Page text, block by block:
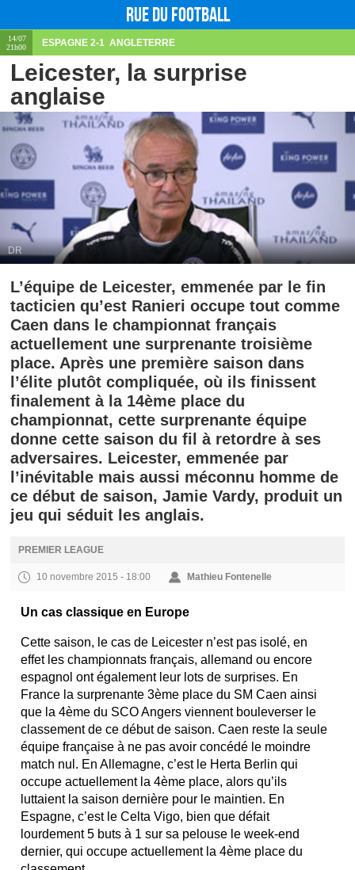
Rue du football
14/07
21h00
ESPAGNE 2-1 ANGLETERRE
Leicester, la surprise
anglaise
DR
L’équipe de Leicester, emmenée par le fin
tacticien qu’est Ranieri occupe tout comme
Caen dans le championnat français
actuellement une surprenante troisième
place. Après une première saison dans
l’élite plutôt compliquée, où ils finissent
finalement à la 14ème place du
championnat, cette surprenante équipe
donne cette saison du fil à retordre à ses
adversaires. Leicester, emmenée par
l’inévitable mais aussi méconnu homme de
ce début de saison, Jamie Vardy, produit un
jeu qui séduit les anglais.
PREMIER LEAGUE
10 novembre 2015 - 18:00 Mathieu Fontenelle
Un cas classique en Europe
Cette saison, le cas de Leicester n’est pas isolé, en
effet les championnats français, allemand ou encore
espagnol ont également leur lots de surprises. En
France la surprenante 3ème place du SM Caen ainsi
que la 4ème du SCO Angers viennent bouleverser le
classement de ce début de saison. Caen reste la seule
équipe française à ne pas avoir concédé le moindre
match nul. En Allemagne, c’est le Herta Berlin qui
occupe actuellement la 4ème place, alors qu’ils
luttaient la saison dernière pour le maintien. En
Espagne, c’est le Celta Vigo, bien que défait
lourdement 5 buts à 1 sur sa pelouse le week-end
dernier, qui occupe actuellement la 4ème place du